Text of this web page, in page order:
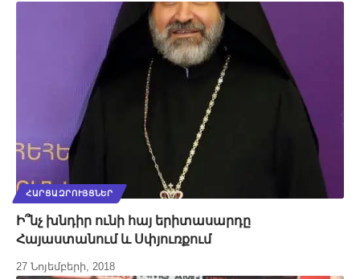
ՀԱՐՑԱԶՐՈՒՅՑՆԵՐ
Ի՞նչ խնդիր ունի հայ երիտասարդը
Հայաստանում և Սփյուռքում
27 Նոյեմբերի, 2018